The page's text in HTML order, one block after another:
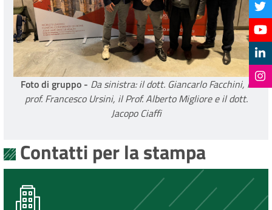
Foto di gruppo - Da sinistra: il dott. Giancarlo Facchini, il
prof. Francesco Ursini, il Prof. Alberto Migliore e il dott.
Jacopo Ciaffi
Contatti per la stampa